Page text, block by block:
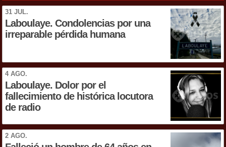
31 JUL.
Laboulaye. Condolencias por una
irreparable pérdida humana
4 AGO.
Laboulaye. Dolor por el
fallecimiento de histórica locutora
de radio
2 AGO.